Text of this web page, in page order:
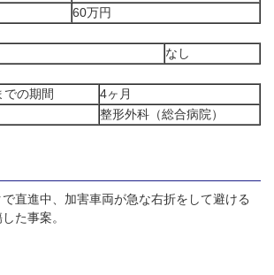
60万円
なし
での期間
4ヶ月
整形外科（総合病院）
直進中、加害車両が急な右折をして避ける
た事案。